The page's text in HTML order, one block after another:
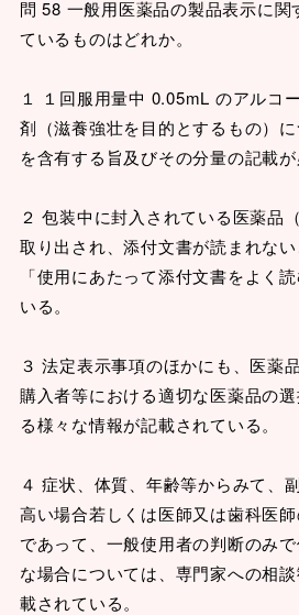
問 58 一般用医薬品の製品表示に関
ているものはどれか。
１ １回服用量中 0.05mL のアルコ
剤（滋養強壮を目的とするもの）
を含有する旨及びその分量の記載が
２ 包装中に封入されている医薬品
取り出され、添付文書が読まれない
「使用にあたって添付文書をよく
いる。
３ 法定表示事項のほかにも、医薬
購入者等における適切な医薬品の
る様々な情報が記載されている。
４ 症状、体質、年齢等からみて、
高い場合若しくは医師又は歯科医
であって、一般使用者の判断のみ
な場合については、専門家への相
載されている。